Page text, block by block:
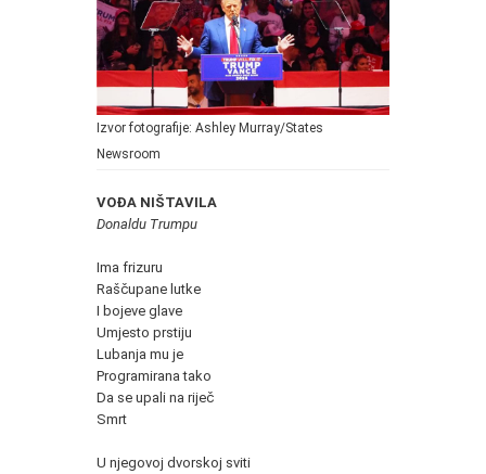
Izvor fotografije: Ashley Murray/States
Newsroom
VOĐA NIŠTAVILA
Donaldu Trumpu
Ima frizuru
Raščupane lutke
I bojeve glave
Umjesto prstiju
Lubanja mu je
Programirana tako
Da se upali na riječ
Smrt
U njegovoj dvorskoj sviti